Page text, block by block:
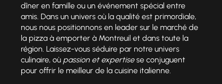
dîner en famille ou un événement spécial entre
amis. Dans un univers où la qualité est primordiale,
nous nous positionnons en leader sur le marché de
la pizza à emporter à Montreuil et dans toute la
région. Laissez-vous séduire par notre univers
culinaire, où passion et expertisese conjuguent
pour offrir le meilleur de la cuisine italienne.